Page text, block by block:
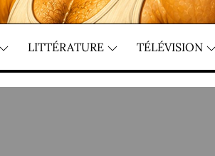
LITTÉRATURE TÉLÉVISION